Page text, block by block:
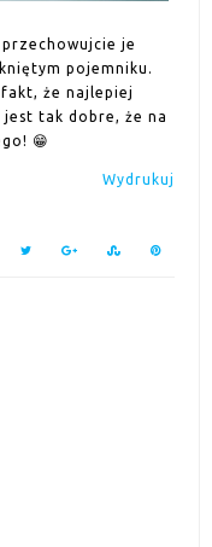
przechowujcie je
pojemniku.
że najlepiej
tak dobre, że na
😁
Wydrukuj